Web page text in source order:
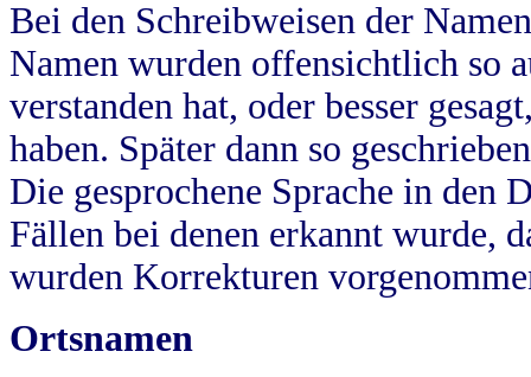
Bei den Schreibweisen der
Namen wurden offensichtlich so
verstanden hat, oder besser
haben. Später dann so
Die gesprochene Sprache in
Fällen bei denen erkannt wurde,
wurden Korrekturen
Ortsnamen